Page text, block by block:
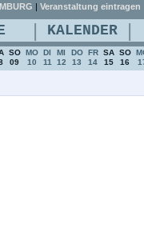
| Veranstaltung eintragen
| KALENDER |
SO
09
MO
10
DI
11
MI
12
DO
13
FR
14
SA
15
SO
16